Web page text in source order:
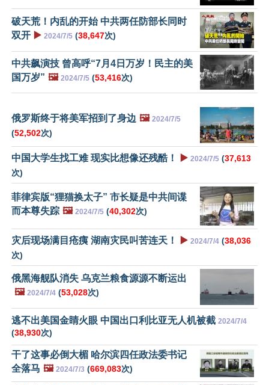
破天荒！内乱的开始 中共两任防部长同时
双开 ▶️ 2024/7/5 (38,647次)
中共飙演技 曾高呼“7月4日万岁！民主的美
国万岁” 🖼️ 2024/7/5 (53,416次)
俄罗斯终于将美军招到了身边 🖼️ 2024/7/5
(52,502次)
中国大学生找工难 现实比想像还残酷！ ▶️ 2024/7/5 (37,613
次)
菲律宾版“狸猫换太子” 市长疑是中共间谍
而本尊失踪 🖼️ 2024/7/5 (40,302次)
灾后现场满目疮痍 湖南灾民叫苦连天！ ▶️ 2024/7/4 (38,036
次)
俄黑海舰队消失 乌克兰粮食源源不断运出
🖼️ 2024/7/4 (53,028次)
逃不出美国金睛火眼 中国出口利比亚无人机被截 2024/7/4
(38,930次)
干了这事必倒大楣 哈尔滨四任政法委书记
全落马 🖼️ 2024/7/3 (669,083次)